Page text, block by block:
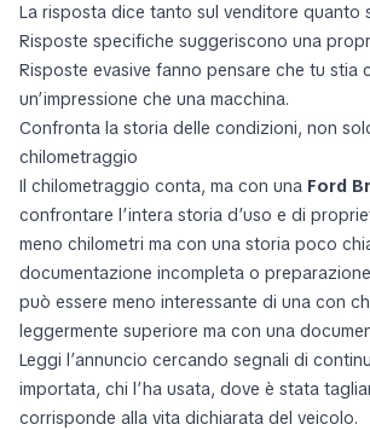
La risposta dice tanto sul venditore quanto
Risposte specifiche suggeriscono una
Risposte evasive fanno pensare che tu stia
un’impressione che una macchina.
Confronta la storia delle condizioni, non
chilometraggio
Il chilometraggio conta, ma con una Ford
confrontare l’intera storia d’uso e di
meno chilometri ma con una storia poco
documentazione incompleta o
può essere meno interessante di una con
leggermente superiore ma con una
Leggi l’annuncio cercando segnali di
importata, chi l’ha usata, dove è stata
corrisponde alla vita dichiarata del veicolo.